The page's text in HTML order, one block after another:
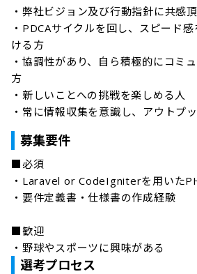
・弊社ビジョン及び行動指針に共感
・PDCAサイクルを回し、スピード
ける方
・協調性があり、自ら積極的にコミ
方
・新しいことへの挑戦を楽しめる人
・常に情報収集を意識し、アウトプ
募集要件
■必須
・Laravel or CodeIgniterを用いた
・要件定義書・仕様書の作成経験
■歓迎
・野球やスポーツに興味がある
選考プロセス